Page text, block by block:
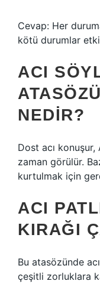
Cevap: Her
kötü durumlar
ACI
NEDIR?
Dost acı konuşur,
zaman görülür.
kurtulmak için
ACI
KIRAĞI
Bu atasözünde
çeşitli zorluklara